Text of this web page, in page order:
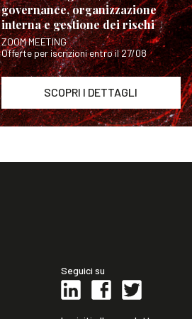
governance, organizzazione
interna e gestione dei rischi
ZOOM MEETING
Offerte per iscrizioni entro il 27/08
SCOPRI I DETTAGLI
Seguici su